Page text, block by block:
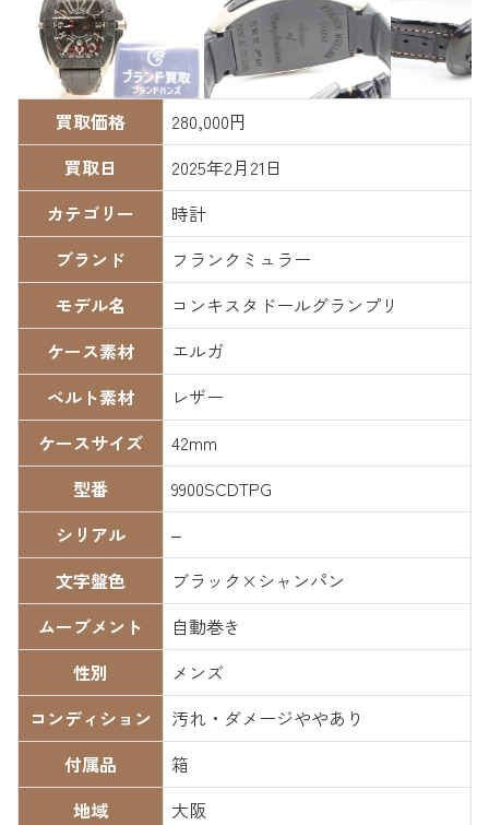
買取価格
280,000円
買取日
2025年2月21日
カテゴリー
時計
ブランド
フランクミュラー
モデル名
コンキスタドールグランプリ
ケース素材
エルガ
ベルト素材
レザー
ケースサイズ
42mm
型番
9900SCDTPG
シリアル
–
文字盤色
ブラック×シャンパン
ムーブメント
自動巻き
性別
メンズ
コンディション
汚れ・ダメージややあり
付属品
箱
地域
大阪